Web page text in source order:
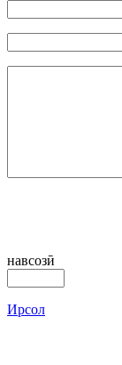
навсозӣ
Ирсол